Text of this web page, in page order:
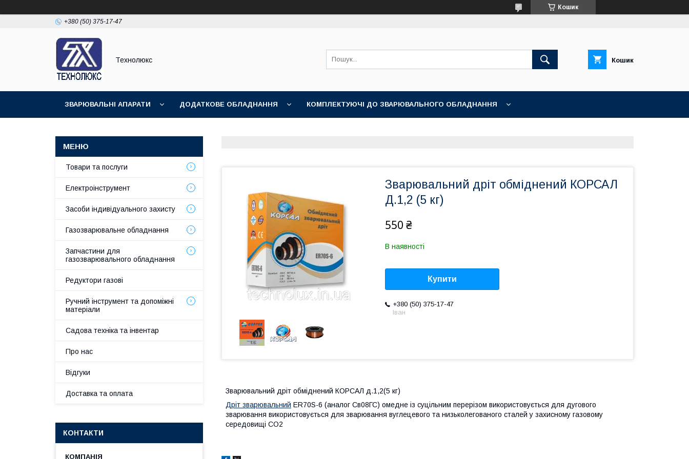
Кошик
+380 (50) 375-17-47
Технолюкс Кошик
ЗВАРЮВАЛЬНІ АПАРАТИ ДОДАТКОВЕ ОБЛАДНАННЯ КОМПЛЕКТУЮЧІ ДО ЗВАРЮВАЛЬНОГО ОБЛАДНАННЯ
Зварювальний дріт обміднений КОРСАЛ
Д.1,2 (5 кг)
550 ₴
В наявності
Купити
+380 (50) 375-17-47
Іван
Зварювальний дріт обміднений КОРСАЛ д.1,2(5 кг)
Дріт зварювальний ER70S-6 (аналог Св08ГС) омедне із суцільним перерізом використовується для дугового
зварювання використовується для зварювання вуглецевого та низьколегованого сталей у захисному газовому
середовищі СО2
Товари та послуги
Електроінструмент
Засоби індивідуального захисту
Газозварювальне обладнання
Запчастини для
газозварювального обладнання
Редуктори газові
Ручний інструмент та допоміжні
матеріали
Садова техніка та інвентар
Про нас
Відгуки
Доставка та оплата
КОНТАКТИ